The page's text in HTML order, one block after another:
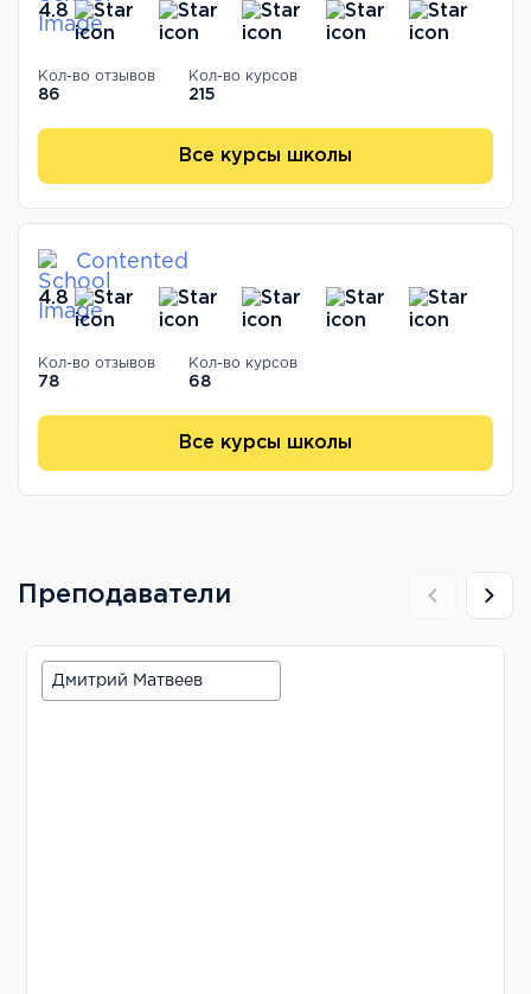
4.8
Кол-во отзывов
86
Кол-во курсов
215
Все курсы школы
Contented
4.8
Кол-во отзывов
78
Кол-во курсов
68
Все курсы школы
Преподаватели
Дмитрий Матвеев